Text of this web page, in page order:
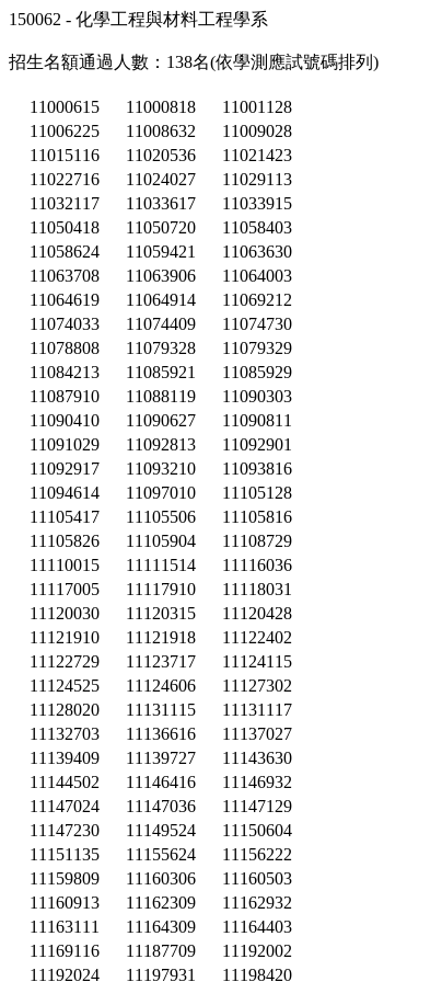
150062 - 化學工程與材料工程學系
招生名額通過人數：138名(依學測應試號碼排列)
11000615 11000818
11001128
11006225
11008632
11009028
11015116
11020536
11021423
11022716
11024027
11029113
11032117
11033617
11033915
11050418
11050720
11058403
11058624
11059421
11063630
11063708
11063906
11064003
11064619
11064914
11069212
11074033
11074409
11074730
11078808
11079328
11079329
11084213
11085921
11085929
11087910
11088119
11090303
11090410
11090627
11090811
11091029
11092813
11092901
11092917
11093210
11093816
11094614
11097010
11105128
11105417
11105506
11105816
11105826
11105904
11108729
11110015
11111514
11116036
11117005
11117910
11118031
11120030
11120315
11120428
11121910
11121918
11122402
11122729
11123717
11124115
11124525
11124606
11127302
11128020
11131115
11131117
11132703
11136616
11137027
11139409
11139727
11143630
11144502
11146416
11146932
11147024
11147036
11147129
11147230
11149524
11150604
11151135
11155624
11156222
11159809
11160306
11160503
11160913
11162309
11162932
11163111
11164309
11164403
11169116
11187709
11192002
11192024
11197931 11198420